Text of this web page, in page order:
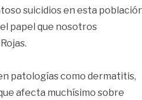
suicidios en esta
papel que nosotros
patologías como dermatitis,
afecta muchísimo sobre